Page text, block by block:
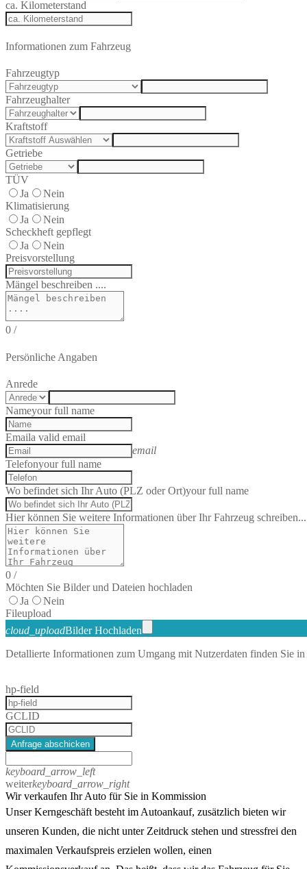
ca. Kilometerstand
Informationen zum Fahrzeug
Fahrzeugtyp
Fahrzeughalter
Kraftstoff
Getriebe
TÜV
Ja
Nein
Klimatisierung
Ja
Nein
Scheckheft gepflegt
Ja
Nein
Preisvorstellung
Mängel beschreiben ....
0 /
Persönliche Angaben
Anrede
Nameyour full name
Emaila valid email
email
Telefonyour full name
Wo befindet sich Ihr Auto (PLZ oder Ort)your full name
Hier können Sie weitere Informationen über Ihr Fahrzeug schreiben...
0 /
Möchten Sie Bilder und Dateien hochladen
Ja
Nein
Fileupload
cloud_uploadBilder Hochladen
Detallierte Informationen zum Umgang mit Nutzerdaten finden Sie
hp-field
GCLID
Anfrage abschicken
keyboard_arrow_left
weiterkeyboard_arrow_right
Wir verkaufen Ihr Auto für Sie in Kommission
Unser Kerngeschäft besteht im Autoankauf, zusätzlich bieten wir
unseren Kunden, die nicht unter Zeitdruck stehen und stressfrei den
maximalen Verkaufspreis erzielen wollen, einen